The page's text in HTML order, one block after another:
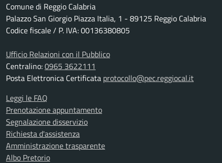
Comune di Reggio Calabria
Palazzo San Giorgio Piazza Italia, 1 - 89125 Reggio Calabria
Codice fiscale / P. IVA: 00136380805
Ufficio Relazioni con il Pubblico
Centralino:0965 3622111
Posta Elettronica Certificata protocollo@pec.reggiocal.it
Leggi le FAQ
Prenotazione appuntamento
Segnalazione disservizio
Richiesta d'assistenza
Amministrazione trasparente
Albo Pretorio